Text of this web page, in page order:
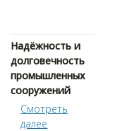
Надёжность и
долговечность
промышленных
сооружений
Cмотреть
далее